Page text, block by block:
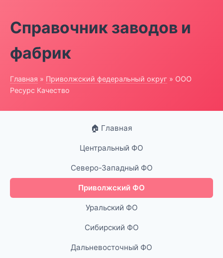
Справочник заводов и
фабрик
Главная » Приволжский федеральный округ » ООО
Ресурс Качество
🏠 Главная
Центральный ФО
Северо-Западный ФО
Приволжский ФО
Уральский ФО
Сибирский ФО
Дальневосточный ФО